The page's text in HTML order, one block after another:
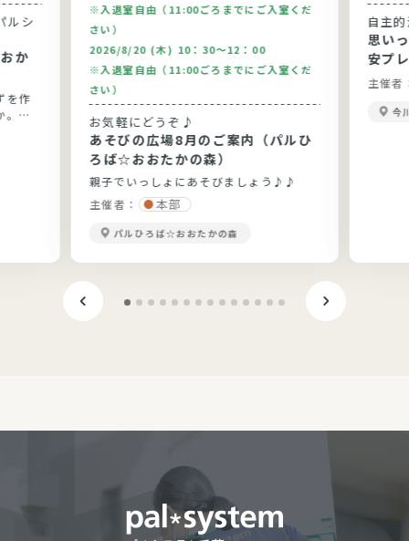
ルシ
を作
。今
※入退室自由（11:00ごろまでにご入室くだ
さい）
2026/8/20 (木) 10：30～12：00
※入退室自由（11:00ごろまでにご入室くだ
さい）
お気軽にどうぞ♪
あそびの広場8月のご案内（パルひ
ろば☆おおたかの森）
親子でいっしょにあそびましょう♪♪
主催者：
本部
パルひろば☆おおたかの森
自主
思い
安プ
主催者
今